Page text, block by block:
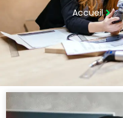
Accueil